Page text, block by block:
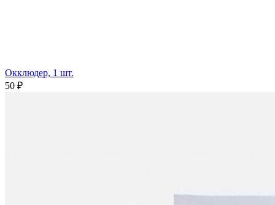
Окклюдер, 1 шт.
50 ₽